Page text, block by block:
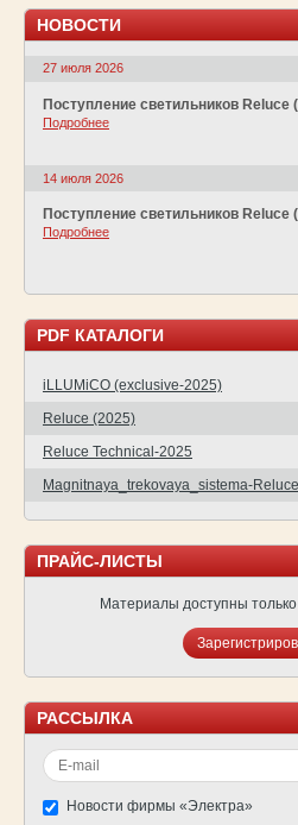
НОВОСТИ
27 июля 2026
Поступление светильников Reluce
Подробнее
14 июля 2026
Поступление светильников Reluce
Подробнее
PDF КАТАЛОГИ
iLLUMiCO (exclusive-2025)
Reluce (2025)
Reluce Technical-2025
Magnitnaya_trekovaya_sistema-Reluce
ПРАЙС-ЛИСТЫ
Материалы доступны только
РАССЫЛКА
Новости фирмы «Электра»